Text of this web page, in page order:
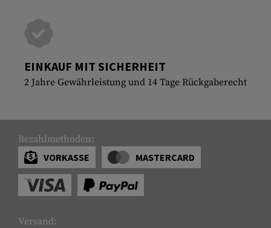
EINKAUF MIT SICHERHEIT
2 Jahre Gewährleistung und 14 Tage Rückgaberecht
Bezahlmethoden:
VORKASSE
MASTERCARD
Versand: